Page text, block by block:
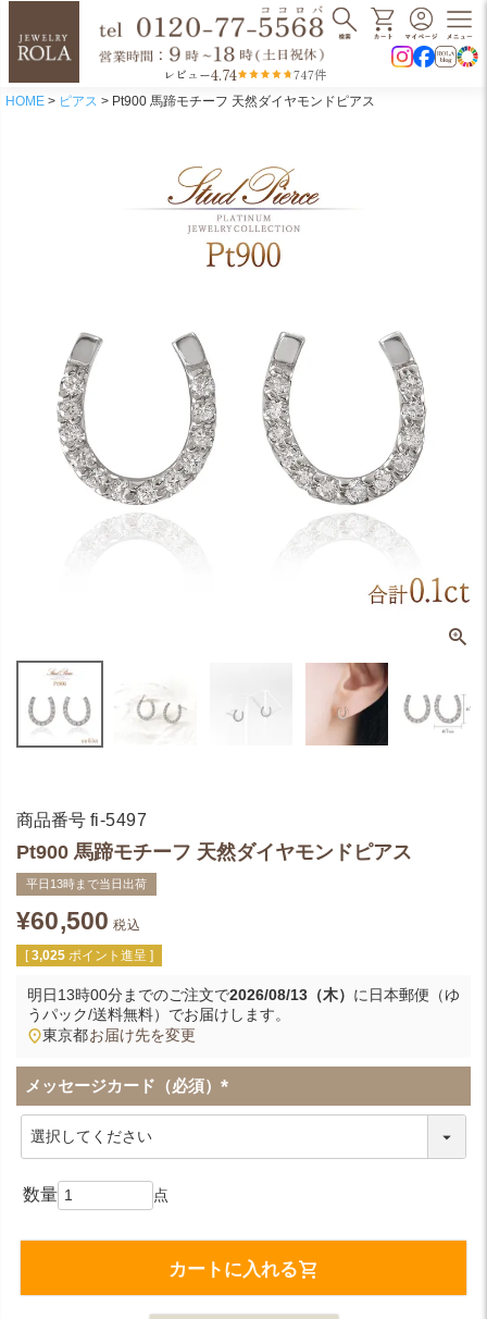
レビュー4.74 747件
HOME ピアス Pt900 馬蹄モチーフ 天然ダイヤモンドピアス
商品番号 fi-5497
Pt900 馬蹄モチーフ 天然ダイヤモンドピアス
平日13時まで当日出荷
¥60,500 税込
[ 3,025 ポイント進呈 ]
明日13時00分までのご注文で2026/08/13（木） に 日本郵便（ゆ
うパック/送料無料） でお届けします。
東京都お届け先を変更
メッセージカード（必須）
(
カートに入れる